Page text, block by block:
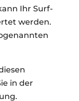
Ihr Surf-
werden.
in der